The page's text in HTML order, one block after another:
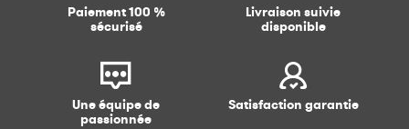
Paiement 100 %
sécurisé
Livraison suivie
disponible
Une équipe de
passionnée
Satisfaction garantie